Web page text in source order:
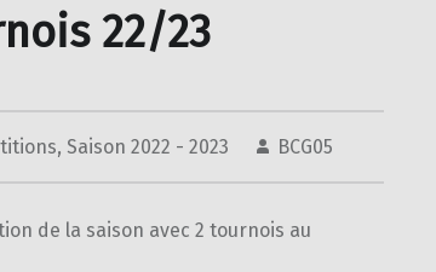
22/23
, Saison 2022 - 2023 BCG05
de la saison avec 2 tournois au